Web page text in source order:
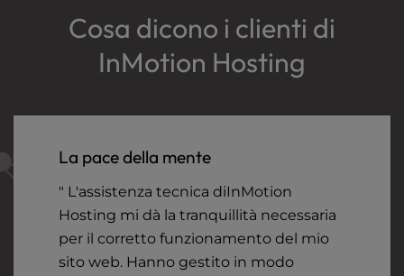
Cosa dicono i clienti di
InMotion Hosting
La pace della mente
" L'assistenza tecnica diInMotion
Hosting mi dà la tranquillità necessaria
per il corretto funzionamento del mio
sito web. Hanno gestito in modo